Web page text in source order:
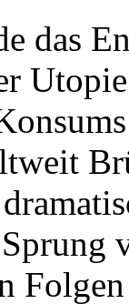
das